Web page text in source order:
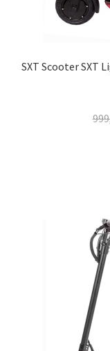
SXT Scooter SXT